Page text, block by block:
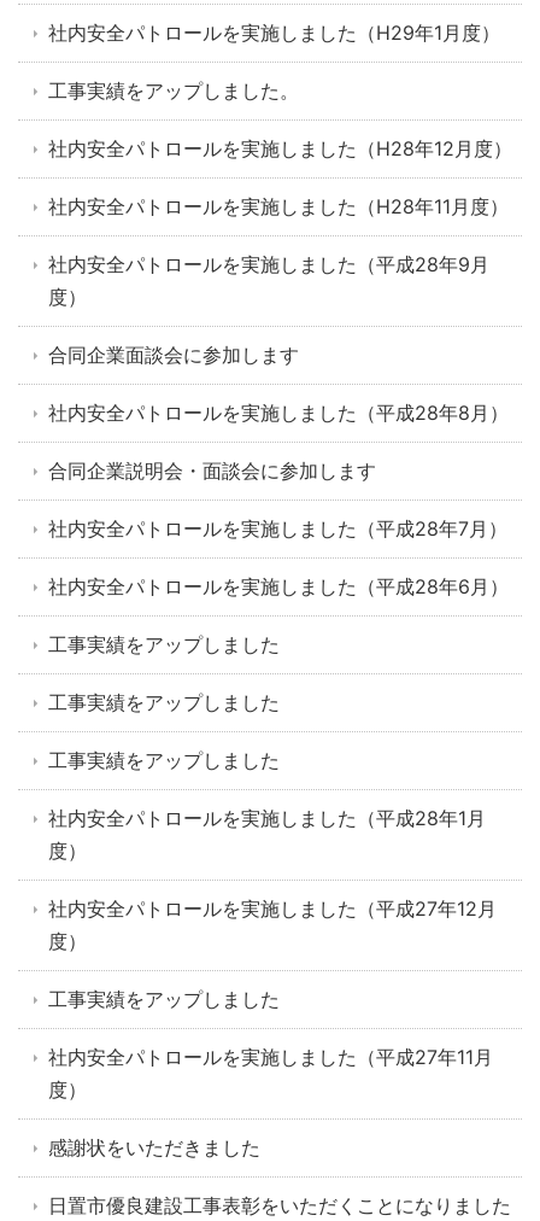
社内安全パトロールを実施しました（H29年1月度）
工事実績をアップしました。
社内安全パトロールを実施しました（H28年12月度）
社内安全パトロールを実施しました（H28年11月度）
社内安全パトロールを実施しました（平成28年9月
度）
合同企業面談会に参加します
社内安全パトロールを実施しました（平成28年8月）
合同企業説明会・面談会に参加します
社内安全パトロールを実施しました（平成28年7月）
社内安全パトロールを実施しました（平成28年6月）
工事実績をアップしました
工事実績をアップしました
工事実績をアップしました
社内安全パトロールを実施しました（平成28年1月
度）
社内安全パトロールを実施しました（平成27年12月
度）
工事実績をアップしました
社内安全パトロールを実施しました（平成27年11月
度）
感謝状をいただきました
日置市優良建設工事表彰をいただくことになりました